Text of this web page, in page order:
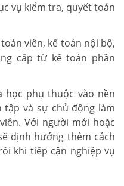
vụ kiểm tra, quyết toán
viên, kế toán nội bộ,
cấp từ kế toán phần
học phụ thuộc vào nền
tập và sự chủ động làm
Với người mới hoặc
định hướng thêm cách
khi tiếp cận nghiệp vụ